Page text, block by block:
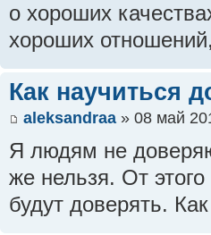
о хороших
хороших
Как научиться
aleksandraa » 08 май
Я людям не
же нельзя. От
будут доверять.